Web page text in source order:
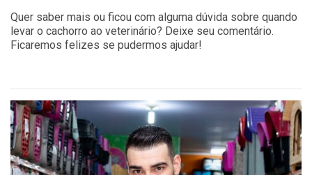
Quer saber mais ou ficou com alguma dúvida sobre quando
levar o cachorro ao veterinário? Deixe seu comentário.
Ficaremos felizes se pudermos ajudar!